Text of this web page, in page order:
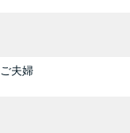
ご夫婦